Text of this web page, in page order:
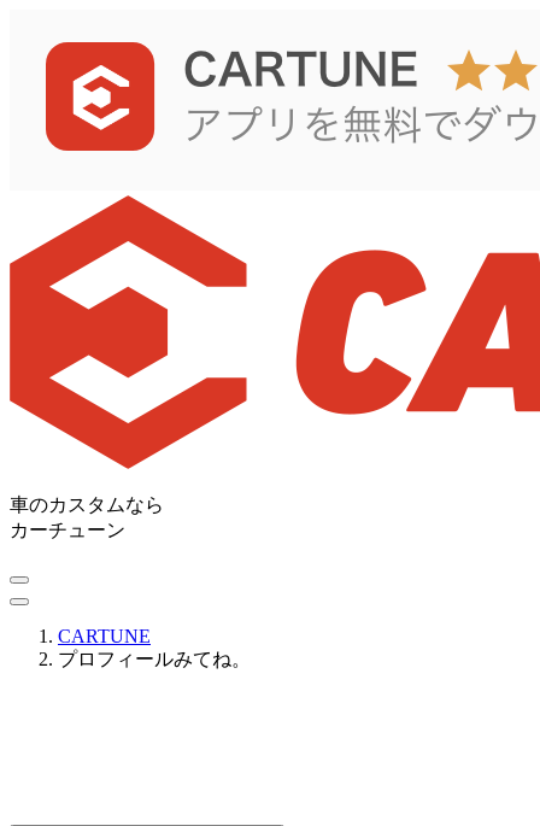
車のカスタムなら
カーチューン
CARTUNE
プロフィールみてね。